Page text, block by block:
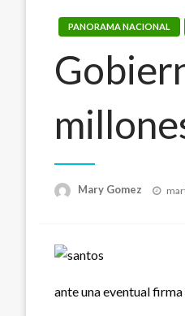
PANORAMA NACIONAL
Mary Gomez
ante una eventual firma